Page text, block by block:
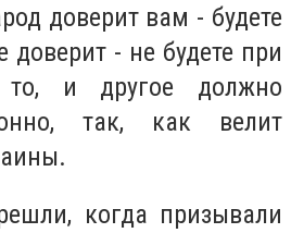
доверит вам - будете
доверит - не будете при
и другое должно
так, как велит
когда призывали